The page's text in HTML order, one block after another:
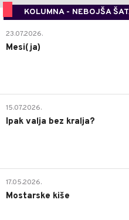
KOLUMNA - NEBOJŠA
23.07.2026.
Mesi(ja)
15.07.2026.
Ipak valja bez kralja?
17.05.2026.
Mostarske kiše